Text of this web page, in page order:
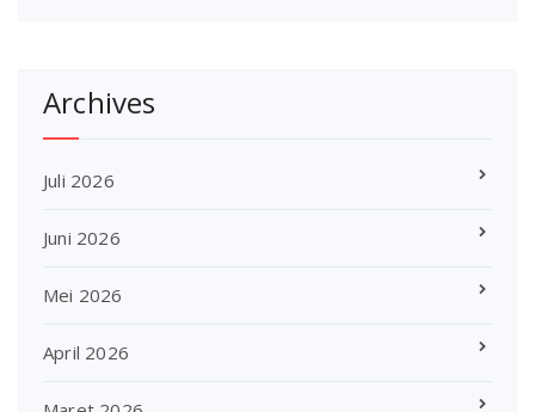
Archives
Juli 2026
Juni 2026
Mei 2026
April 2026